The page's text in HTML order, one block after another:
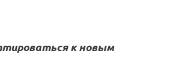
к новым